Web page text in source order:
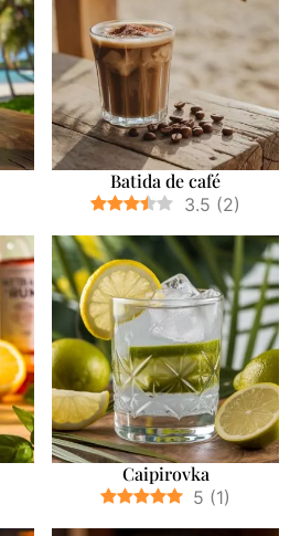
Batida de café
3.5 (2)
Caipirovka
5 (1)